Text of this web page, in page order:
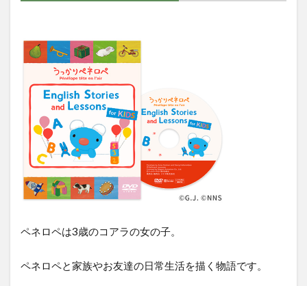
2
オ
ス
出
来
る
理
由
2.1
が５
ペネロペは3歳のコアラの女の子。
ペネロペと家族やお友達の日常生活を描く物語です。